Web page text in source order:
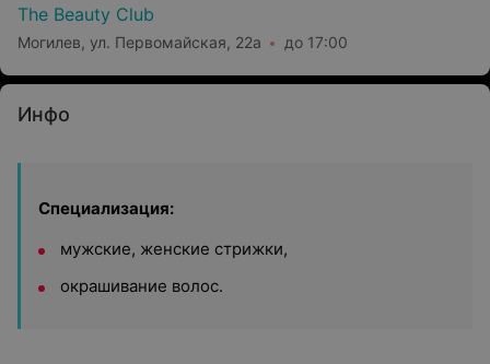
The Beauty Club
Могилев, ул. Первомайская, 22а до 17:00
Инфо
Специализация:
мужские, женские стрижки,
окрашивание волос.